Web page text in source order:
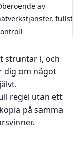
av
struntar i, och
dig om något
regel utan ett
på samma